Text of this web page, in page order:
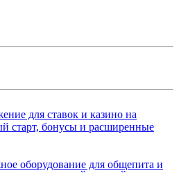
для ставок и казино на
старт, бонусы и расширенные
оборудование для общепита и